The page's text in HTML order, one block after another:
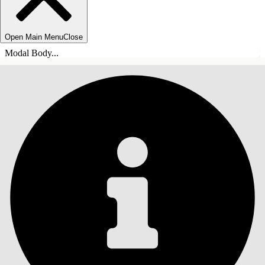
Open Main MenuClose
Modal Body...
SISÄLLYSLUETTELO